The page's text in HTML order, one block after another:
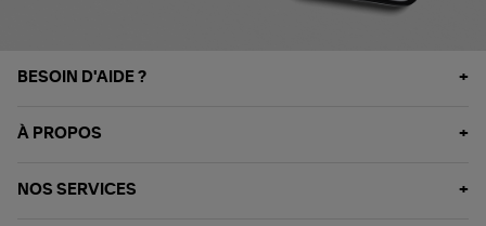
BESOIN D'AIDE ?
À PROPOS
NOS SERVICES